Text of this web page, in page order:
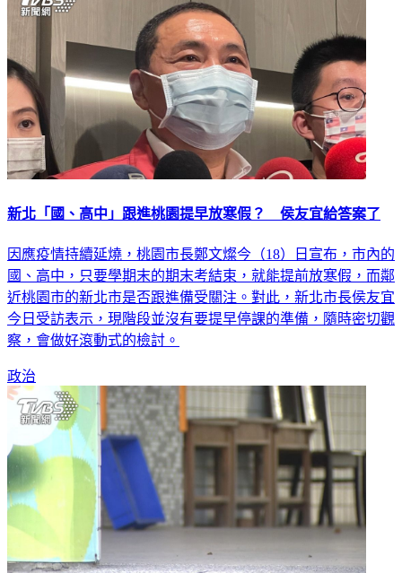
新北「國、高中」跟進桃園提早放寒假？ 侯友宜給答案了
因應疫情持續延燒，桃園市長鄭文燦今（18）日宣布，市內的
國、高中，只要學期末的期末考結束，就能提前放寒假，而鄰
近桃園市的新北市是否跟進備受關注。對此，新北市長侯友宜
今日受訪表示，現階段並沒有要提早停課的準備，隨時密切觀
察，會做好滾動式的檢討。
政治